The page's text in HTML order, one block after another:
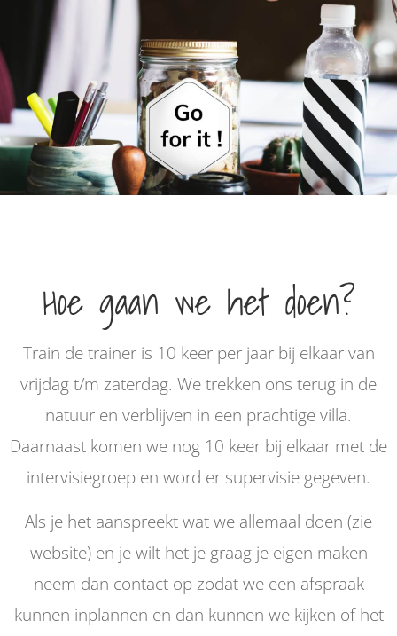
Hoe gaan we het doen?
Train de trainer is 10 keer per jaar bij elkaar van
vrijdag t/m zaterdag. We trekken ons terug in de
natuur en verblijven in een prachtige villa.
Daarnaast komen we nog 10 keer bij elkaar met de
intervisiegroep en word er supervisie gegeven.
Als je het aanspreekt wat we allemaal doen (zie
website) en je wilt het je graag je eigen maken
neem dan contact op zodat we een afspraak
kunnen inplannen en dan kunnen we kijken of het